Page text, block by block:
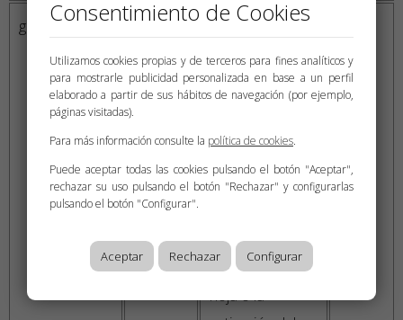
google.com SID
Descargar
herramientas de
Google y
guardar ciertas
preferencias,
por ejemplo, el
resultados de la
búsqueda por
hoja o la
Consentimiento de Cookies
Utilizamos cookies propias y de terceros para fines analíticos y
para mostrarle publicidad personalizada en base a un perfil
elaborado a partir de sus hábitos de navegación (por ejemplo,
páginas visitadas).
Para más información consulte la política de cookies.
Puede aceptar todas las cookies pulsando el botón "Aceptar",
rechazar su uso pulsando el botón "Rechazar" y configurarlas
pulsando el botón "Configurar".
Aceptar Rechazar Configurar